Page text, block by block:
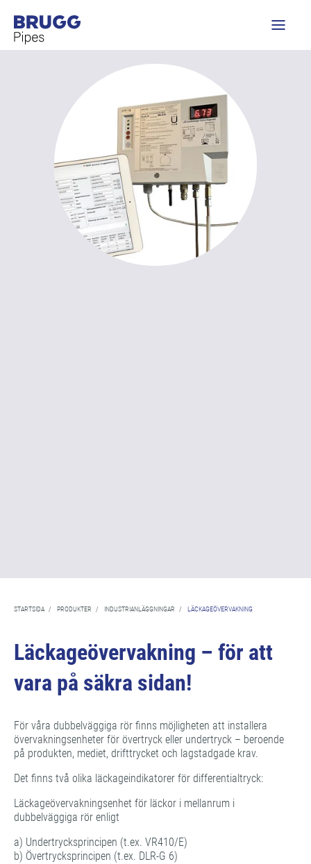
STARTSIDA / PRODUKTER / INDUSTRIANLÄGGNINGAR / LÄCKAGEÖVERVAKNING
Läckageövervakning – för att
vara på säkra sidan!
För våra dubbelväggiga rör finns möjligheten att installera
övervakningsenheter för övertryck eller undertryck – beroende
på produkten, mediet, drifttrycket och lagstadgade krav.
Det finns två olika läckageindikatorer för differentialtryck:
Läckageövervakningsenhet för läckor i mellanrum i
dubbelväggiga rör enligt
a) Undertrycksprincipen (t.ex. VR410/E)
b) Övertrycksprincipen (t.ex. DLR-G 6)